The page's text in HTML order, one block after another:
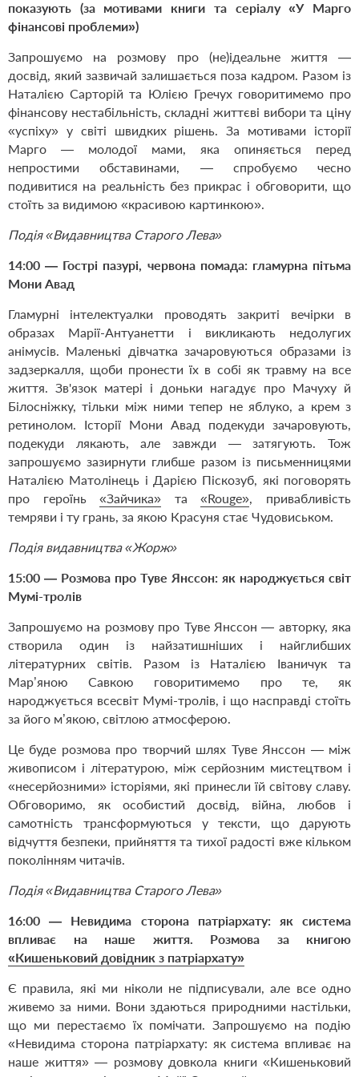
показують (за мотивами книги та серіалу«У Марго
фінансові проблеми»)
Запрошуємо на розмову про (не)ідеальне життя —
досвід, який зазвичай залишається поза кадром. Разом із
Наталією Сарторій та Юлією Гречух говоритимемо про
фінансову нестабільність, складні життєві вибори та ціну
«успіху» у світі швидких рішень. За мотивами історії
Марго — молодої мами, яка опиняється перед
непростими обставинами, — спробуємо чесно
подивитися на реальність без прикрас і обговорити, що
стоїть за видимою «красивою картинкою».
Подія «Видавництва Старого Лева»
14:00 — Гострі пазурі, червона помада: гламурна пітьма
Мони Авад
Гламурні інтелектуалки проводять закриті вечірки в
образах Марії-Антуанетти і викликають недолугих
анімусів. Маленькі дівчатка зачаровуються образами із
задзеркалля, щоби пронести їх в собі як травму на все
життя. Зв'язок матері і доньки нагадує про Мачуху й
Білосніжку, тільки між ними тепер не яблуко, а крем з
ретинолом. Історії Мони Авад подекуди зачаровують,
подекуди лякають, але завжди — затягують. Тож
запрошуємо зазирнути глибше разом із письменницями
Наталією Матолінець і Дарією Піскозуб, які поговорять
про героїнь«Зайчика» та«Rouge», привабливість
темряви і ту грань, за якою Красуня стає Чудовиськом.
Подія видавництва «Жорж»
15:00 — Розмова про Туве Янссон: як народжується світ
Мумі-тролів
Запрошуємо на розмову про Туве Янссон — авторку, яка
створила один із найзатишніших і найглибших
літературних світів. Разом із Наталією Іваничук та
Мар’яною Савкою говоритимемо про те, як
народжується всесвіт Мумі-тролів, і що насправді стоїть
за його м’якою, світлою атмосферою.
Це буде розмова про творчий шлях Туве Янссон — між
живописом і літературою, між серйозним мистецтвом і
«несерйозними» історіями, які принесли їй світову славу.
Обговоримо, як особистий досвід, війна, любов і
самотність трансформуються у тексти, що дарують
відчуття безпеки, прийняття та тихої радості вже кільком
поколінням читачів.
Подія «Видавництва Старого Лева»
16:00 — Невидима сторона патріархату: як система
впливає на наше життя. Розмова за книгою
«Кишеньковий довідник з патріархату»
Є правила, які ми ніколи не підписували, але все одно
живемо за ними. Вони здаються природними настільки,
що ми перестаємо їх помічати. Запрошуємо на подію
«Невидима сторона патріархату: як система впливає на
наше життя» — розмову довкола книги «Кишеньковий